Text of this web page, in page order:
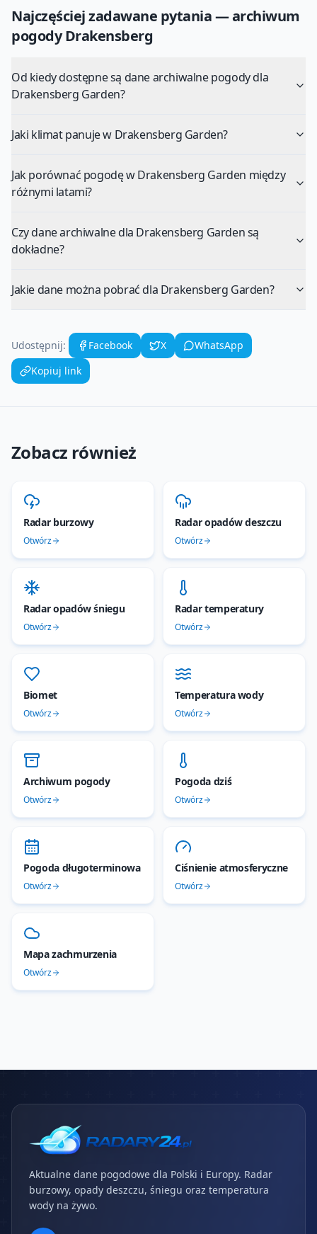
Najczęściej zadawane pytania — archiwum
pogodyDrakensberg
Od kiedy dostępne są dane archiwalne pogody dla
Drakensberg Garden?
Jaki klimat panuje w Drakensberg Garden?
Jak porównać pogodę w Drakensberg Garden między
różnymi latami?
Czy dane archiwalne dla Drakensberg Garden są
dokładne?
Jakie dane można pobrać dla Drakensberg Garden?
Udostępnij: Facebook X
WhatsApp
Kopiuj link
Zobacz również
Radar burzowy
Otwórz
Radar opadów deszczu
Otwórz
Radar opadów śniegu
Otwórz
Radar temperatury
Otwórz
Biomet
Otwórz
Temperatura wody
Otwórz
Archiwum pogody
Otwórz
Pogoda dziś
Otwórz
Pogoda długoterminowa
Otwórz
Ciśnienie atmosferyczne
Otwórz
Mapa zachmurzenia
Otwórz
Aktualne dane pogodowe dla Polski i Europy. Radar
burzowy, opady deszczu, śniegu oraz temperatura
wody na żywo.